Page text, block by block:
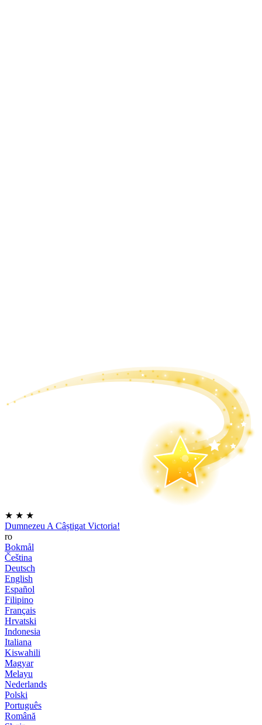
★ ★ ★
Dumnezeu A Câștigat Victoria!
ro
Bokmål
Čeština
Deutsch
English
Español
Filipino
Français
Hrvatski
Indonesia
Italiana
Kiswahili
Magyar
Melayu
Nederlands
Polski
Português
Română